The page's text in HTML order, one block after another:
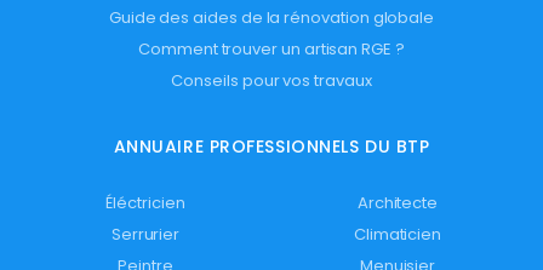
Guide des aides de la rénovation globale
Comment trouver un artisan RGE ?
Conseils pour vos travaux
ANNUAIRE PROFESSIONNELS DU BTP
Éléctricien
Architecte
Serrurier
Climaticien
Peintre
Menuisier